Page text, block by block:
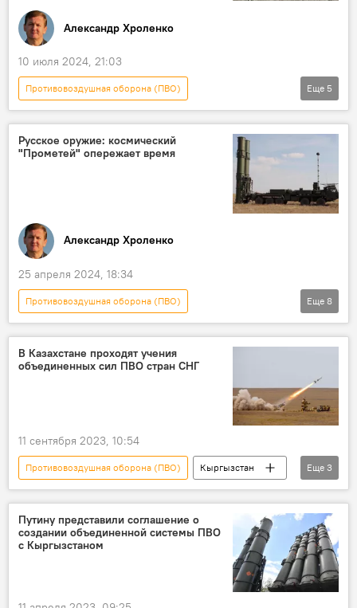
Александр Хроленко
10 июля 2024, 21:03
Противовоздушная оборона (ПВО)
Спецоперация России по защите Донбасса
Польша
Украина
соглашение
колумнистика
Еще 5
Русское оружие: космический
"Прометей" опережает время
Александр Хроленко
25 апреля 2024, 18:34
Противовоздушная оборона (ПВО)
Спецоперация России по защите Донбасса
В мире
система противоракетной обороны (ПРО)
Колумнисты
Еще 8
В Казахстане проходят учения
объединенных сил ПВО стран СНГ
11 сентября 2023, 10:54
Противовоздушная оборона (ПВО)
Кыргызстан
учения
Казахстан СНГ
Еще 3
Путину представили соглашение о
создании объединенной системы ПВО
с Кыргызстаном